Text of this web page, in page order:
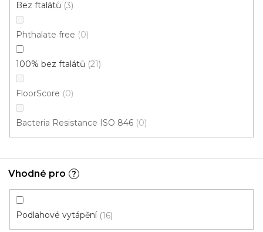
Bez ftalátů 3
Phthalate free 0
100% bez ftalátů 21
FloorScore 0
Bacteria Resistance ISO 846 0
Vhodné pro ?
Podlahové vytápění 16
Vinylová podlaha PALLADIUM 40 French Oak
GreyDoprodej
od398 Kč / m2
Click (plovoucí)